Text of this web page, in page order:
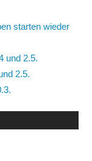
starten wieder
und 2.5.
2.5.